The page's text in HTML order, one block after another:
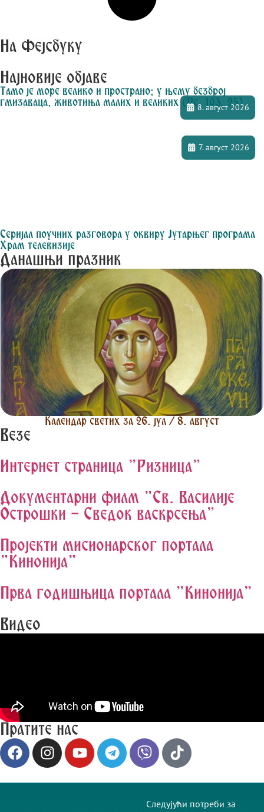
На Фејсбуку
Најновије објаве
Тамо је море велико и пространо; у њему безброј
гмизаваца, животиња малих и великих (Пс. 103, 25)
8. август 2026
Серијал поучних разговора у оквиру Јутарњег програма
Храм телевизије
7. август 2026
Данашњи празник
Календар светих за 26. јул / 8. август
Везе
Интернет страница "Ризница"
Документарни филм "Св. Василије
Острошки - Сведок васкрсења"
Пројекти мисионарског портала
"Кинонија"
Прва годишњица портала "Кинонија"
Видео
Пратите нас
Следујући потреби за